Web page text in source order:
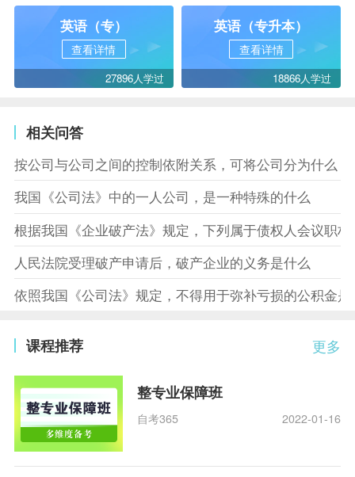
英语（专）
查看详情
27896人学过
英语（专升本）
查看详情
18866人学过
相关问答
按公司与公司之间的控制依附关系，可将公司分为什么
我国《公司法》中的一人公司，是一种特殊的什么
根据我国《企业破产法》规定，下列属于债权人会议职
人民法院受理破产申请后，破产企业的义务是什么
依照我国《公司法》规定，不得用于弥补亏损的公积金是
更多
课程推荐
整专业保障班
自考365 2022-01-16